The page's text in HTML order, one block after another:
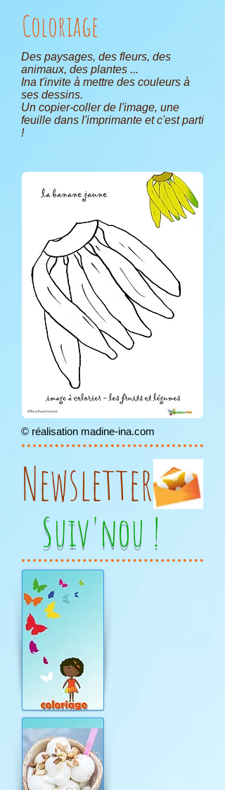
Coloriage
Des paysages, des fleurs, des
animaux, des plantes ...
Ina t'invite à mettre des couleurs à
ses dessins.
Un copier-coller de l'image, une
feuille dans l'imprimante et c'est parti
!
© réalisation madine-ina.com
Newsletters
Suiv'nou !